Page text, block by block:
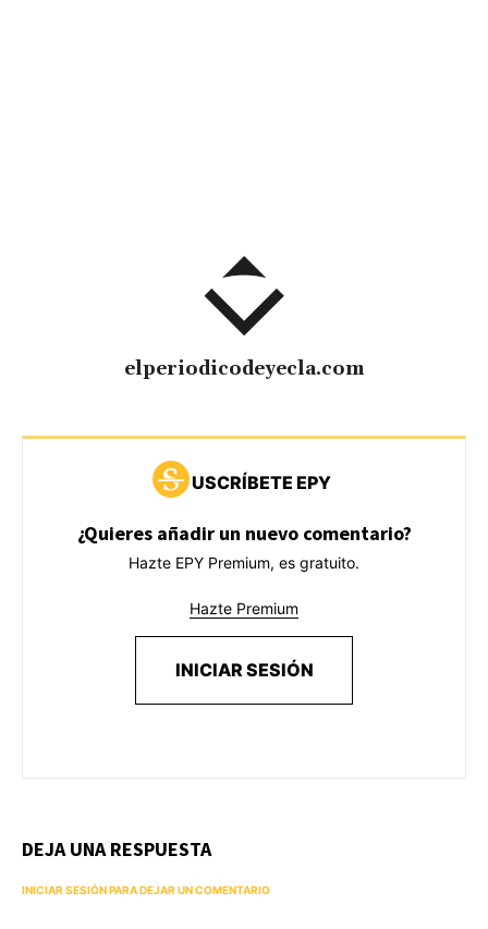
elperiodicodeyecla.com
USCRÍBETE EPY
¿Quieres añadir un nuevo comentario?
Hazte EPY Premium, es gratuito.
Hazte Premium
INICIAR SESIÓN
DEJA UNA RESPUESTA
INICIAR SESIÓN PARA DEJAR UN COMENTARIO